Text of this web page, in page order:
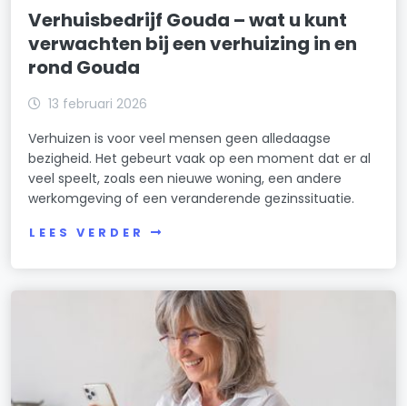
Verhuisbedrijf Gouda – wat u kunt
verwachten bij een verhuizing in en
rond Gouda
13 februari 2026
Verhuizen is voor veel mensen geen alledaagse
bezigheid. Het gebeurt vaak op een moment dat er al
veel speelt, zoals een nieuwe woning, een andere
werkomgeving of een veranderende gezinssituatie.
LEES VERDER